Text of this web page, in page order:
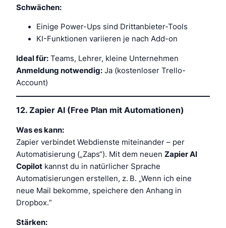
Schwächen:
Einige Power-Ups sind Drittanbieter-Tools
KI-Funktionen variieren je nach Add-on
Ideal für: Teams, Lehrer, kleine Unternehmen
Anmeldung notwendig: Ja (kostenloser Trello-
Account)
12. Zapier AI (Free Plan mit Automationen)
Was es kann:
Zapier verbindet Webdienste miteinander – per
Automatisierung („Zaps“). Mit dem neuen Zapier AI
Copilot kannst du in natürlicher Sprache
Automatisierungen erstellen, z. B. „Wenn ich eine
neue Mail bekomme, speichere den Anhang in
Dropbox.“
Stärken: